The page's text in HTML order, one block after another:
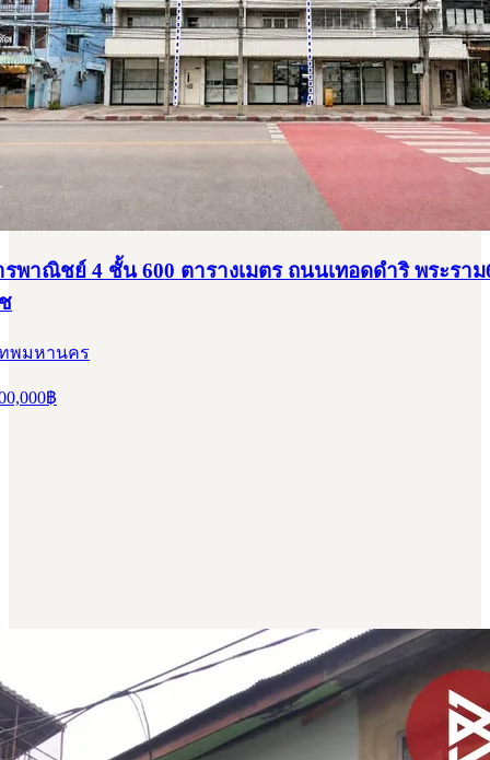
พาณิชย์ 4 ชั้น 600 ตารางเมตร ถนนเทอดดำริ พระราม
ทพมหานคร
฿